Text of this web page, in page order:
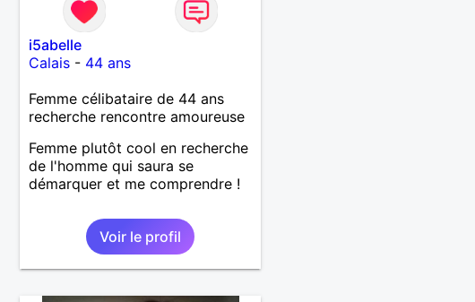
i5abelle
Calais - 44 ans
Femme célibataire de 44 ans
recherche rencontre amoureuse
Femme plutôt cool en recherche
de l'homme qui saura se
démarquer et me comprendre !
Voir le profil